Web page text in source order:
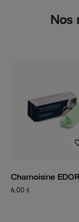
Nos
Chamoisine
6,00 €